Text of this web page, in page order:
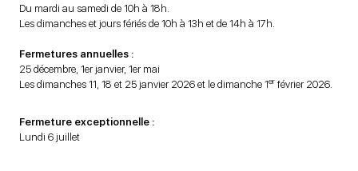
Du mardi au samedi de 10h à 18h.
Les dimanches et jours fériés de 10h à 13h et de 14h à 17h.
Fermetures annuelles :
25 décembre, 1er janvier, 1er mai
Les dimanches 11, 18 et 25 janvier 2026 et le dimanche 1er février 2026.
Fermeture exceptionnelle :
Lundi 6 juillet